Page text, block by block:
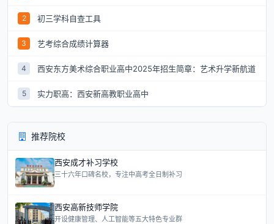
2 初三学科自查工具
3 艺考综合成绩计算器
4 西安东方美术综合职业高中2025年招生简章：艺术升学新航道
5 实力职高：西安新高教职业高中
推荐院校
西安成才补习学校
三十六年口碑名校，专注中高考全日制补习
西安高新技师学院
开设健康管理、人工智能等五大特色专业群